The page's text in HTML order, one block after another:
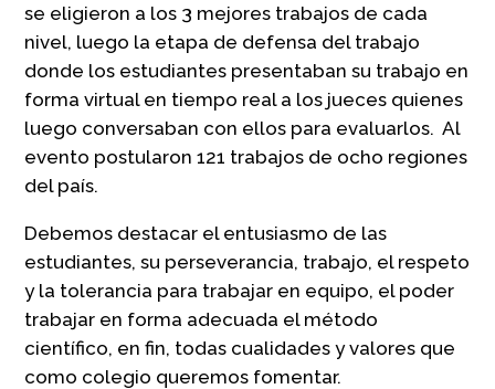
se eligieron a los 3 mejores trabajos de cada
nivel, luego la etapa de defensa del trabajo
donde los estudiantes presentaban su trabajo en
forma virtual en tiempo real a los jueces quienes
luego conversaban con ellos para evaluarlos. Al
evento postularon 121 trabajos de ocho regiones
del país.
Debemos destacar el entusiasmo de las
estudiantes, su perseverancia, trabajo, el respeto
y la tolerancia para trabajar en equipo, el poder
trabajar en forma adecuada el método
científico, en fin, todas cualidades y valores que
como colegio queremos fomentar.